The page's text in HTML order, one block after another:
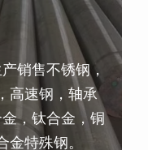
销售不锈钢，
高速钢，轴承
，钛合金，铜
特殊钢。